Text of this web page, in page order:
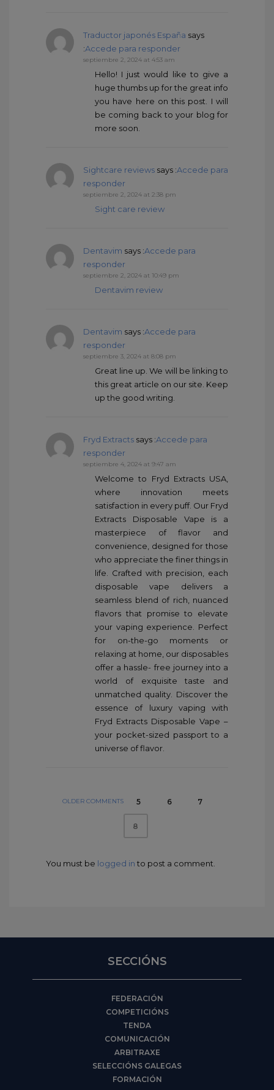
Traductor japonés España says
:Accede para responder
septiembre 2, 2024 at 4:53 am
Hello! I just would like to give a
huge thumbs up for the great info
you have here on this post. I will
be coming back to your blog for
more soon.
Sightcare reviews says :Accede para
responder
septiembre 2, 2024 at 2:38 pm
Sight care review
Dentavim says :Accede para
responder
septiembre 2, 2024 at 10:49 pm
Dentavim review
Dentavim says :Accede para
responder
septiembre 3, 2024 at 8:08 pm
Great line up. We will be linking to
this great article on our site. Keep
up the good writing.
Fryd Extracts says :Accede para
responder
septiembre 4, 2024 at 9:47 am
Welcome to Fryd Extracts USA,
where innovation meets
satisfaction in every puff. Our Fryd
Extracts Disposable Vape is a
masterpiece of flavor and
convenience, designed for those
who appreciate the finer things in
life. Crafted with precision, each
disposable vape delivers a
seamless blend of rich, nuanced
flavors that promise to elevate
your vaping experience. Perfect
for on-the-go moments or
relaxing at home, our disposables
offer a hassle- free journey into a
world of exquisite taste and
unmatched quality. Discover the
essence of luxury vaping with
Fryd Extracts Disposable Vape –
your pocket-sized passport to a
universe of flavor.
OLDER COMMENTS 5 6 7
8
You must be logged in to post a comment.
SECCIÓNS
FEDERACIÓN
COMPETICIÓNS
TENDA
COMUNICACIÓN
ARBITRAXE
SELECCIÓNS GALEGAS
FORMACIÓN